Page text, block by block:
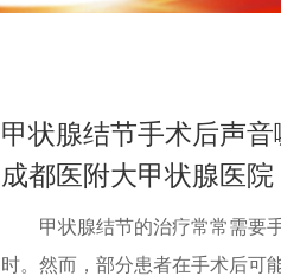
甲状腺结节手术后声
成都医附大甲状腺医院
甲状腺结节的治疗常常需要
时。然而，部分患者在手术后可